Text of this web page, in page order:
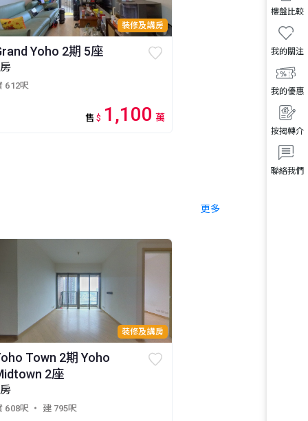
聯絡我們
按揭轉介
我的優惠
我的關注
樓盤比較
裝修及講房
Yoho 2期 5座
612呎
售 $ 1,100 萬
更多
裝修及講房
Town 2期 Yoho
2座
608呎 ・ 建 795呎